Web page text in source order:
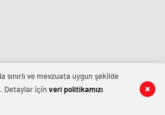
sınırlı ve mevzuata uygun şekilde
Detaylar içinveri politikamızı